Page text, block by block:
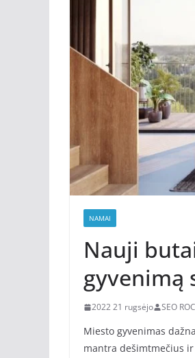
NAMAI
Nauji
gyvenimą
2022 21 rugsėjo SEO
Miesto gyvenimas
mantra dešimtmečius